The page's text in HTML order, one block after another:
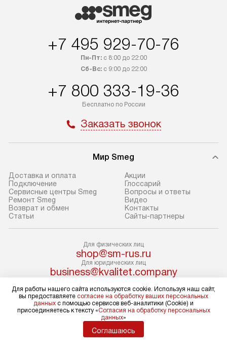
маркировку «в наличии», может
быть отправлен покупателю
в Санкт-Петербург и другие
транспортные компании. После
доставляем заказ до офиса
транспортной компании в Москве.
доставки у менеджера при
В день, согласованный с вами,
упакованный товар до подъезда.
Если вам необходимо доставить
покупку до двери вашей квартиры
или места установки, пожалуйста,
с менеджером. За эту услугу будет
взиматься дополнительная плата.
Обратите внимание на размеры
холодильника не позволяют
пронести его через дверной проем,
сотрудники транспортной службы
не имеют права производить
подключения к
определяется в
в себя снятие
отдельных
запуск и
монтаж не
коммуникаций,
+7 495 929-70-76
Пн-Пт:с 8:00 до 22:00
Сб-Вс:с 9:00 до 22:00
+7 800 333-19-36
Бесплатно по России
Заказать звонок
Мир Smeg
Доставка и оплата
Подключение
Сервисные центры Smeg
Ремонт Smeg
Возврат и обмен
Статьи
Акции
Глоссарий
Вопросы и ответы
Видео
Контакты
Сайты-партнеры
Для физических лиц
shop@sm-rus.ru
Для юридических лиц
business@kvalitet.company
НАПИСАТЬ РУКОВОДСТВУ
Политика конфиденциальности
Условия продажи
Для работы нашего сайта используются cookie. Используя наш сайт,
вы предоставляете согласие на обработку ваших персональных
данных с помощью сервисов веб-аналитики (Cookie) и
присоединяетесь к тексту «Согласия на обработку персональных
данных»
Соглашаюсь